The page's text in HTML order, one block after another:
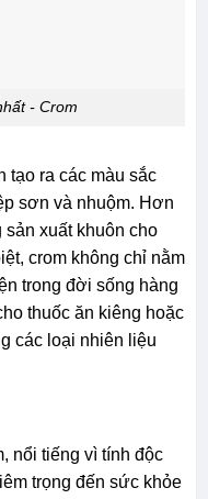
- Crom
tạo ra các màu sắc
sơn và nhuộm. Hơn
xuất khuôn cho
crom không chỉ nằm
trong đời sống hàng
thuốc ăn kiêng hoặc
các loại nhiên liệu
nổi tiếng vì tính độc
trọng đến sức khỏe